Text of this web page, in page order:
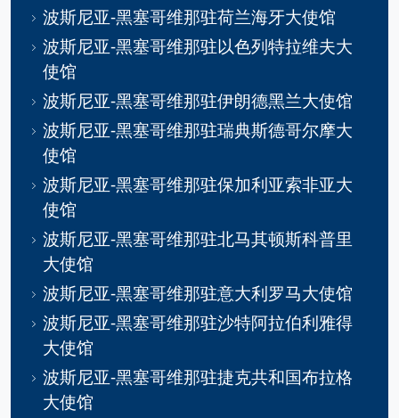
波斯尼亚-黑塞哥维那驻荷兰海牙大使馆
波斯尼亚-黑塞哥维那驻以色列特拉维夫大
使馆
波斯尼亚-黑塞哥维那驻伊朗德黑兰大使馆
波斯尼亚-黑塞哥维那驻瑞典斯德哥尔摩大
使馆
波斯尼亚-黑塞哥维那驻保加利亚索非亚大
使馆
波斯尼亚-黑塞哥维那驻北马其顿斯科普里
大使馆
波斯尼亚-黑塞哥维那驻意大利罗马大使馆
波斯尼亚-黑塞哥维那驻沙特阿拉伯利雅得
大使馆
波斯尼亚-黑塞哥维那驻捷克共和国布拉格
大使馆